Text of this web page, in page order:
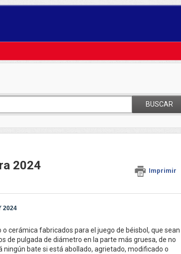
BUSCAR
2024 Imprimir
2024
cerámica fabricados para el juego de béisbol, que sean
de pulgada de diámetro en la parte más gruesa, de no
ningún bate si está abollado, agrietado, modificado o